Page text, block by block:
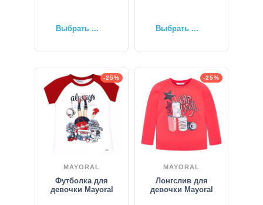
Выбрать ... Выбрать ...
-25%
MAYORAL
Футболка для
девочки Mayoral
-25%
MAYORAL
Лонгслив для
девочки Mayoral